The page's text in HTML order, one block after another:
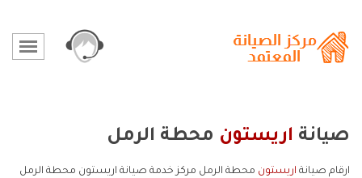
صيانة اريستون محطة الرمل
ارقام صيانة اريستون محطة الرمل مركز خدمة صيانة اريستون محطة الرمل